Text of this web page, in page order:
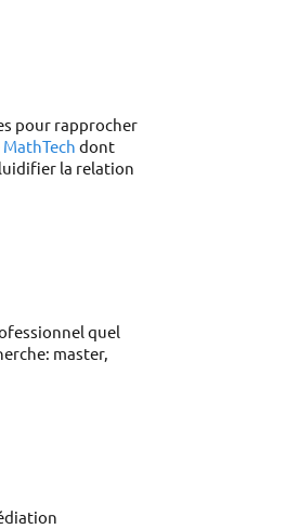
pour rapprocher
dont
la relation
quel
master,